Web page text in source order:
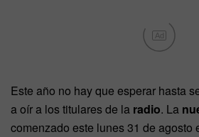
Ad
Este año no hay que esperar hasta
a oír a los titulares de la radio. La
comenzado este lunes 31 de agosto